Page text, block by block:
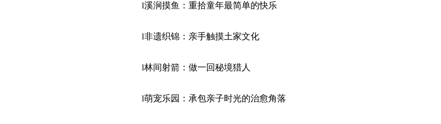
l溪涧摸鱼：重拾童年最简单的快乐
l非遗织锦：亲手触摸土家文化
l林间射箭：做一回秘境猎人
l萌宠乐园：承包亲子时光的治愈角落